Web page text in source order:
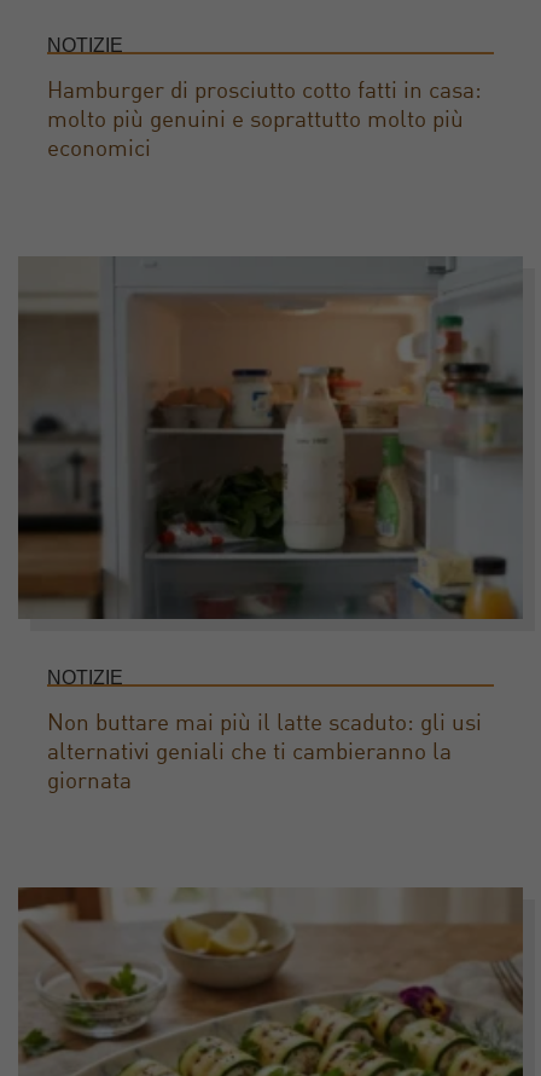
NOTIZIE
Hamburger di prosciutto cotto fatti in casa:
molto più genuini e soprattutto molto più
economici
NOTIZIE
Non buttare mai più il latte scaduto: gli usi
alternativi geniali che ti cambieranno la
giornata